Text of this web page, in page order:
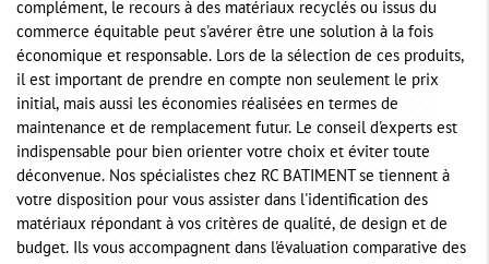
complément, le recours à des matériaux recyclés ou issus du
commerce équitable peut s'avérer être une solution à la fois
économique et responsable. Lors de la sélection de ces produits,
il est important de prendre en compte non seulement le prix
initial, mais aussi les économies réalisées en termes de
maintenance et de remplacement futur. Le conseil d'experts est
indispensable pour bien orienter votre choix et éviter toute
déconvenue. Nos spécialistes chez RC BATIMENT se tiennent à
votre disposition pour vous assister dans l'identification des
matériaux répondant à vos critères de qualité, de design et de
budget. Ils vous accompagnent dans l'évaluation comparative des